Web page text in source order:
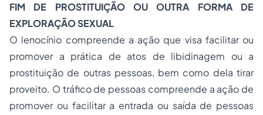
FIM DE PROSTITUIÇÃO OU OUTRA FORMA DE
EXPLORAÇÃO SEXUAL
O lenocínio compreende a ação que visa facilitar ou
promover a prática de atos de libidinagem ou a
prostituição de outras pessoas, bem como dela tirar
proveito. O tráfico de pessoas compreende a ação de
promover ou facilitar a entrada ou saída de pessoas